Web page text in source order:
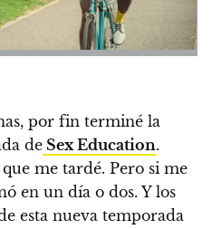
por fin terminé la
de Sex Education.
me tardé. Pero si me
en un día o dos. Y los
esta nueva temporada